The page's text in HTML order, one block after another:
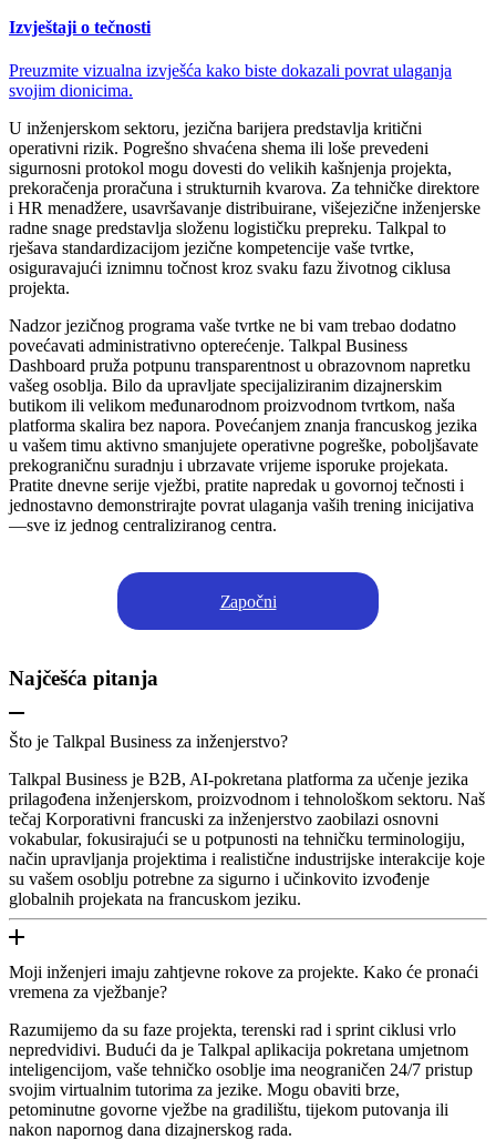
Izvještaji o tečnosti
Preuzmite vizualna izvješća kako biste dokazali povrat ulaganja
svojim dionicima.
U inženjerskom sektoru, jezična barijera predstavlja kritični
operativni rizik. Pogrešno shvaćena shema ili loše prevedeni
sigurnosni protokol mogu dovesti do velikih kašnjenja projekta,
prekoračenja proračuna i strukturnih kvarova. Za tehničke direktore
i HR menadžere, usavršavanje distribuirane, višejezične inženjerske
radne snage predstavlja složenu logističku prepreku. Talkpal to
rješava standardizacijom jezične kompetencije vaše tvrtke,
osiguravajući iznimnu točnost kroz svaku fazu životnog ciklusa
projekta.
Nadzor jezičnog programa vaše tvrtke ne bi vam trebao dodatno
povećavati administrativno opterećenje. Talkpal Business
Dashboard pruža potpunu transparentnost u obrazovnom napretku
vašeg osoblja. Bilo da upravljate specijaliziranim dizajnerskim
butikom ili velikom međunarodnom proizvodnom tvrtkom, naša
platforma skalira bez napora. Povećanjem znanja francuskog jezika
u vašem timu aktivno smanjujete operativne pogreške, poboljšavate
prekograničnu suradnju i ubrzavate vrijeme isporuke projekata.
Pratite dnevne serije vježbi, pratite napredak u govornoj tečnosti i
jednostavno demonstrirajte povrat ulaganja vaših trening inicijativa
—sve iz jednog centraliziranog centra.
Započni
Najčešća pitanja
Što je Talkpal Business za inženjerstvo?
Talkpal Business je B2B, AI-pokretana platforma za učenje jezika
prilagođena inženjerskom, proizvodnom i tehnološkom sektoru. Naš
tečaj Korporativni francuski za inženjerstvo zaobilazi osnovni
vokabular, fokusirajući se u potpunosti na tehničku terminologiju,
način upravljanja projektima i realistične industrijske interakcije koje
su vašem osoblju potrebne za sigurno i učinkovito izvođenje
globalnih projekata na francuskom jeziku.
Moji inženjeri imaju zahtjevne rokove za projekte. Kako će pronaći
vremena za vježbanje?
Razumijemo da su faze projekta, terenski rad i sprint ciklusi vrlo
nepredvidivi. Budući da je Talkpal aplikacija pokretana umjetnom
inteligencijom, vaše tehničko osoblje ima neograničen 24/7 pristup
svojim virtualnim tutorima za jezike. Mogu obaviti brze,
petominutne govorne vježbe na gradilištu, tijekom putovanja ili
nakon napornog dana dizajnerskog rada.